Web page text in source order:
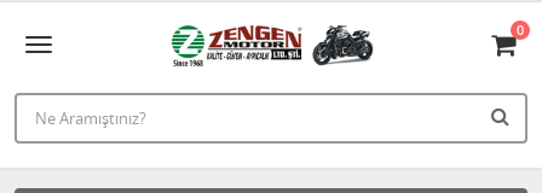
0